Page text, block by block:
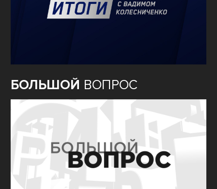
БОЛЬШОЙ ВОПРОС